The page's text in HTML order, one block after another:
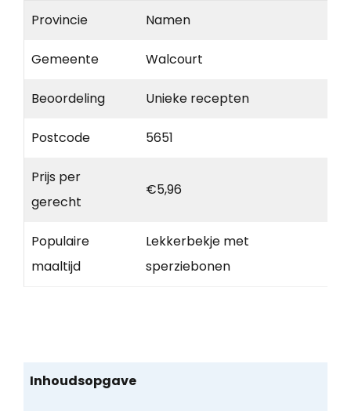
Provincie Namen
Gemeente Walcourt
Beoordeling Unieke recepten
Postcode 5651
Prijs per
gerecht
€5,96
Populaire
maaltijd
Lekkerbekje met
sperziebonen
Inhoudsopgave